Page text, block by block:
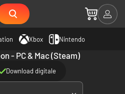
Xbox Nintendo
- PC & Mac (Steam)
Download digitale